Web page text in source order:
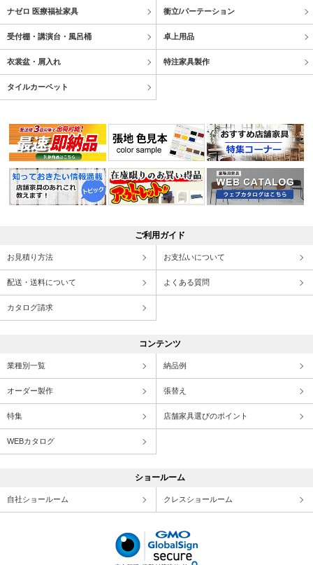
ナゼロ 医療福祉家具 衝立/パーテーション
受付棚・講演台・風呂桶 卓上用品
衣裳盆・屑入れ 特注家具製作
タイルカーペット
ご利用ガイド
お見積り方法 お支払いについて
配送・送料について よくある質問
カタログ請求
コンテンツ
業種別一覧 納品例
オーダー製作 張替え
特集 店舗家具選びのポイント
WEBカタログ
ショールーム
自社ショールーム クレスショールーム